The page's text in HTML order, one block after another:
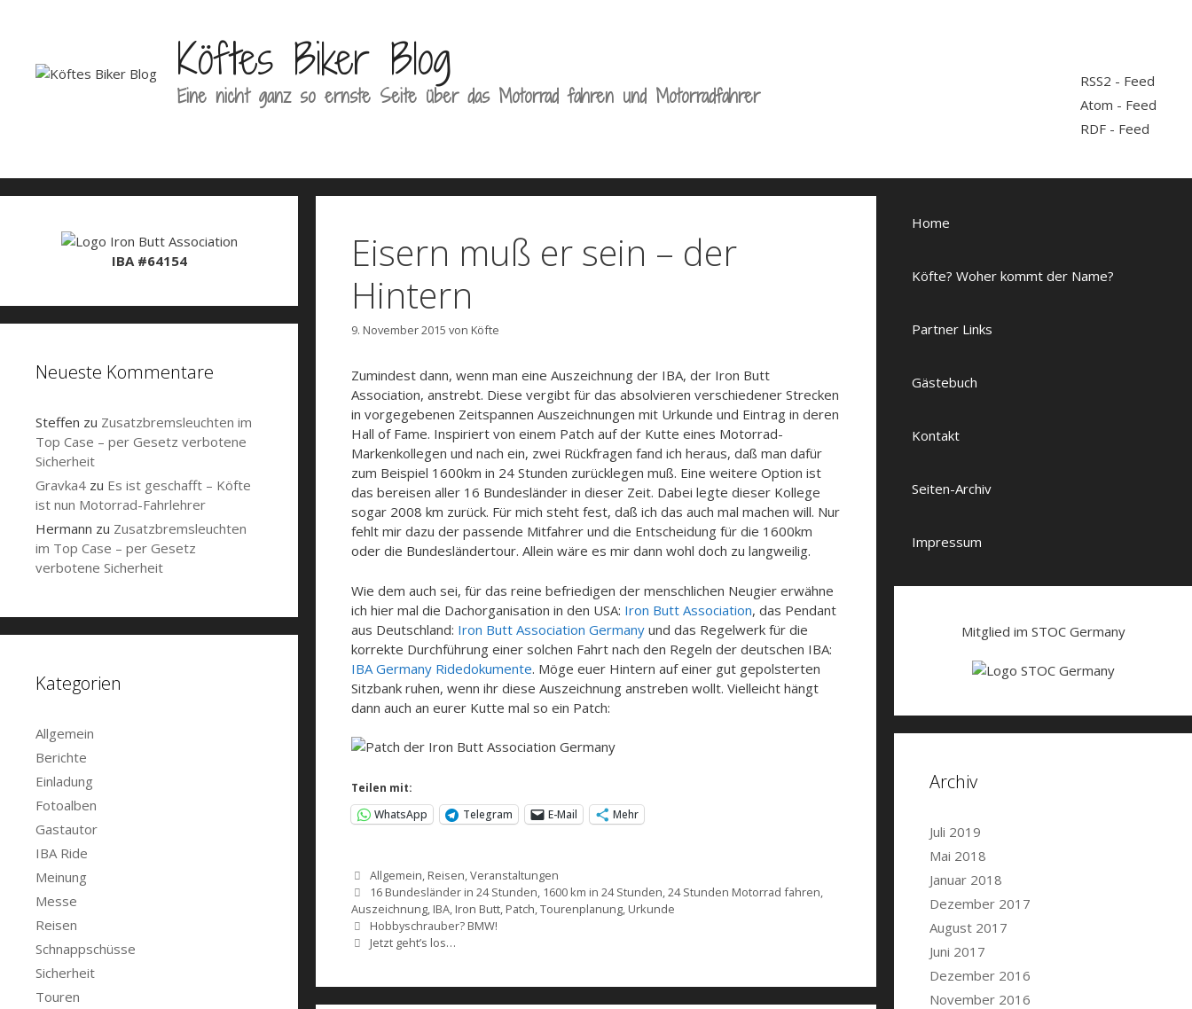
RSS2 - Feed
Atom - Feed
RDF - Feed
Köftes Biker Blog
Eine nicht ganz so ernste Seite über das Motorrad fahren und Motorradfahrer
Eisern muß er sein – der
Hintern
9. November 2015 von Köfte
Zumindest dann, wenn man eine Auszeichnung der IBA, der Iron Butt
Association, anstrebt. Diese vergibt für das absolvieren verschiedener Strecken
in vorgegebenen Zeitspannen Auszeichnungen mit Urkunde und Eintrag in deren
Hall of Fame. Inspiriert von einem Patch auf der Kutte eines Motorrad-
Markenkollegen und nach ein, zwei Rückfragen fand ich heraus, daß man dafür
zum Beispiel 1600km in 24 Stunden zurücklegen muß. Eine weitere Option ist
das bereisen aller 16 Bundesländer in dieser Zeit. Dabei legte dieser Kollege
sogar 2008 km zurück. Für mich steht fest, daß ich das auch mal machen will. Nur
fehlt mir dazu der passende Mitfahrer und die Entscheidung für die 1600km
oder die Bundesländertour. Allein wäre es mir dann wohl doch zu langweilig.
Wie dem auch sei, für das reine befriedigen der menschlichen Neugier erwähne
ich hier mal die Dachorganisation in den USA: Iron Butt Association, das Pendant
aus Deutschland: Iron Butt Association Germany und das Regelwerk für die
korrekte Durchführung einer solchen Fahrt nach den Regeln der deutschen IBA:
IBA Germany Ridedokumente. Möge euer Hintern auf einer gut gepolsterten
Sitzbank ruhen, wenn ihr diese Auszeichnung anstreben wollt. Vielleicht hängt
dann auch an eurer Kutte mal so ein Patch:
Teilen mit:
WhatsApp
Telegram E-Mail Mehr
Kategorien
Allgemein, Reisen,Veranstaltungen
Schlagwörter
16 Bundesländer in 24 Stunden, 1600 km in 24 Stunden,24 Stunden Motorrad fahren,
Auszeichnung, IBA, Iron Butt, Patch,Tourenplanung, Urkunde
Beitrags-
Navigation
Hobbyschrauber? BMW!
Jetzt geht’s los…
IBA #64154
Neueste Kommentare
Steffen zu Zusatzbremsleuchten im
Top Case – per Gesetz verbotene
Sicherheit
Gravka4 zu Es ist geschafft – Köfte
ist nun Motorrad-Fahrlehrer
Hermann zu Zusatzbremsleuchten
im Top Case – per Gesetz
verbotene Sicherheit
Kategorien
Allgemein
Berichte
Einladung
Fotoalben
Gastautor
IBA Ride
Meinung
Messe
Reisen
Schnappschüsse
Sicherheit
Touren
Home
Köfte? Woher kommt der Name?
Partner Links
Gästebuch
Kontakt
Seiten-Archiv
Impressum
Mitglied im STOC Germany
Archiv
Juli 2019
Mai 2018
Januar 2018
Dezember 2017
August 2017
Juni 2017
Dezember 2016
November 2016